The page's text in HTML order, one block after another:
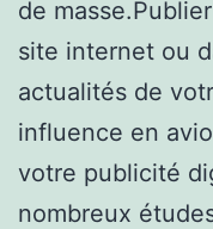
de
site internet ou
actualités de
influence en
votre publicité
nombreux